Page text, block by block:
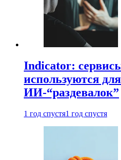
Indicator:
используются
ИИ-“раздевалок”
1 год спустя1 год спустя